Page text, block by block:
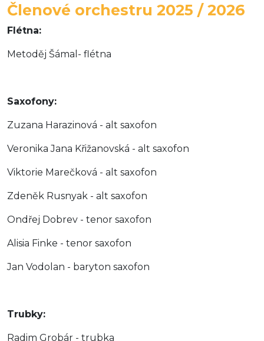
Členové orchestru 2025 / 2026
Flétna:
Metoděj Šámal- flétna
Saxofony:
Zuzana Harazinová - alt saxofon
Veronika Jana Křižanovská - alt saxofon
Viktorie Marečková - alt saxofon
Zdeněk Rusnyak - alt saxofon
Ondřej Dobrev - tenor saxofon
Alisia Finke - tenor saxofon
Jan Vodolan - baryton saxofon
Trubky:
Radim Grobár - trubka